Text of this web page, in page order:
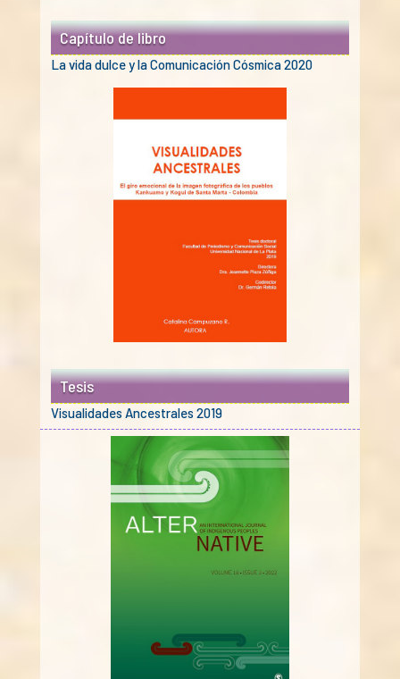
Capítulo de libro
La vida dulce y la Comunicación Cósmica 2020
Tesis
Visualidades Ancestrales 2019